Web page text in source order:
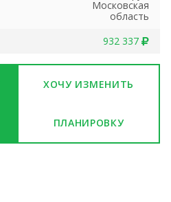
Московская
область
932 337
ХОЧУ ИЗМЕНИТЬ
ПЛАНИРОВКУ